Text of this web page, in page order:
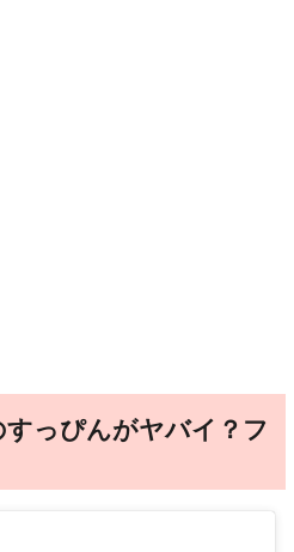
すっぴんがヤバイ？フ